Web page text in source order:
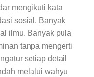
mengikuti kata
sosial. Banyak
ilmu. Banyak pula
tanpa mengerti
setiap detail
melalui wahyu